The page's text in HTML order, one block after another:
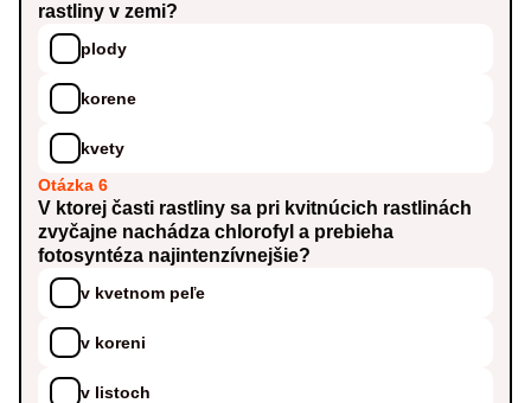
rastliny v zemi?
plody
korene
kvety
Otázka 6
V ktorej časti rastliny sa pri kvitnúcich rastlinách
zvyčajne nachádza chlorofyl a prebieha
fotosyntéza najintenzívnejšie?
v kvetnom peľe
v koreni
v listoch